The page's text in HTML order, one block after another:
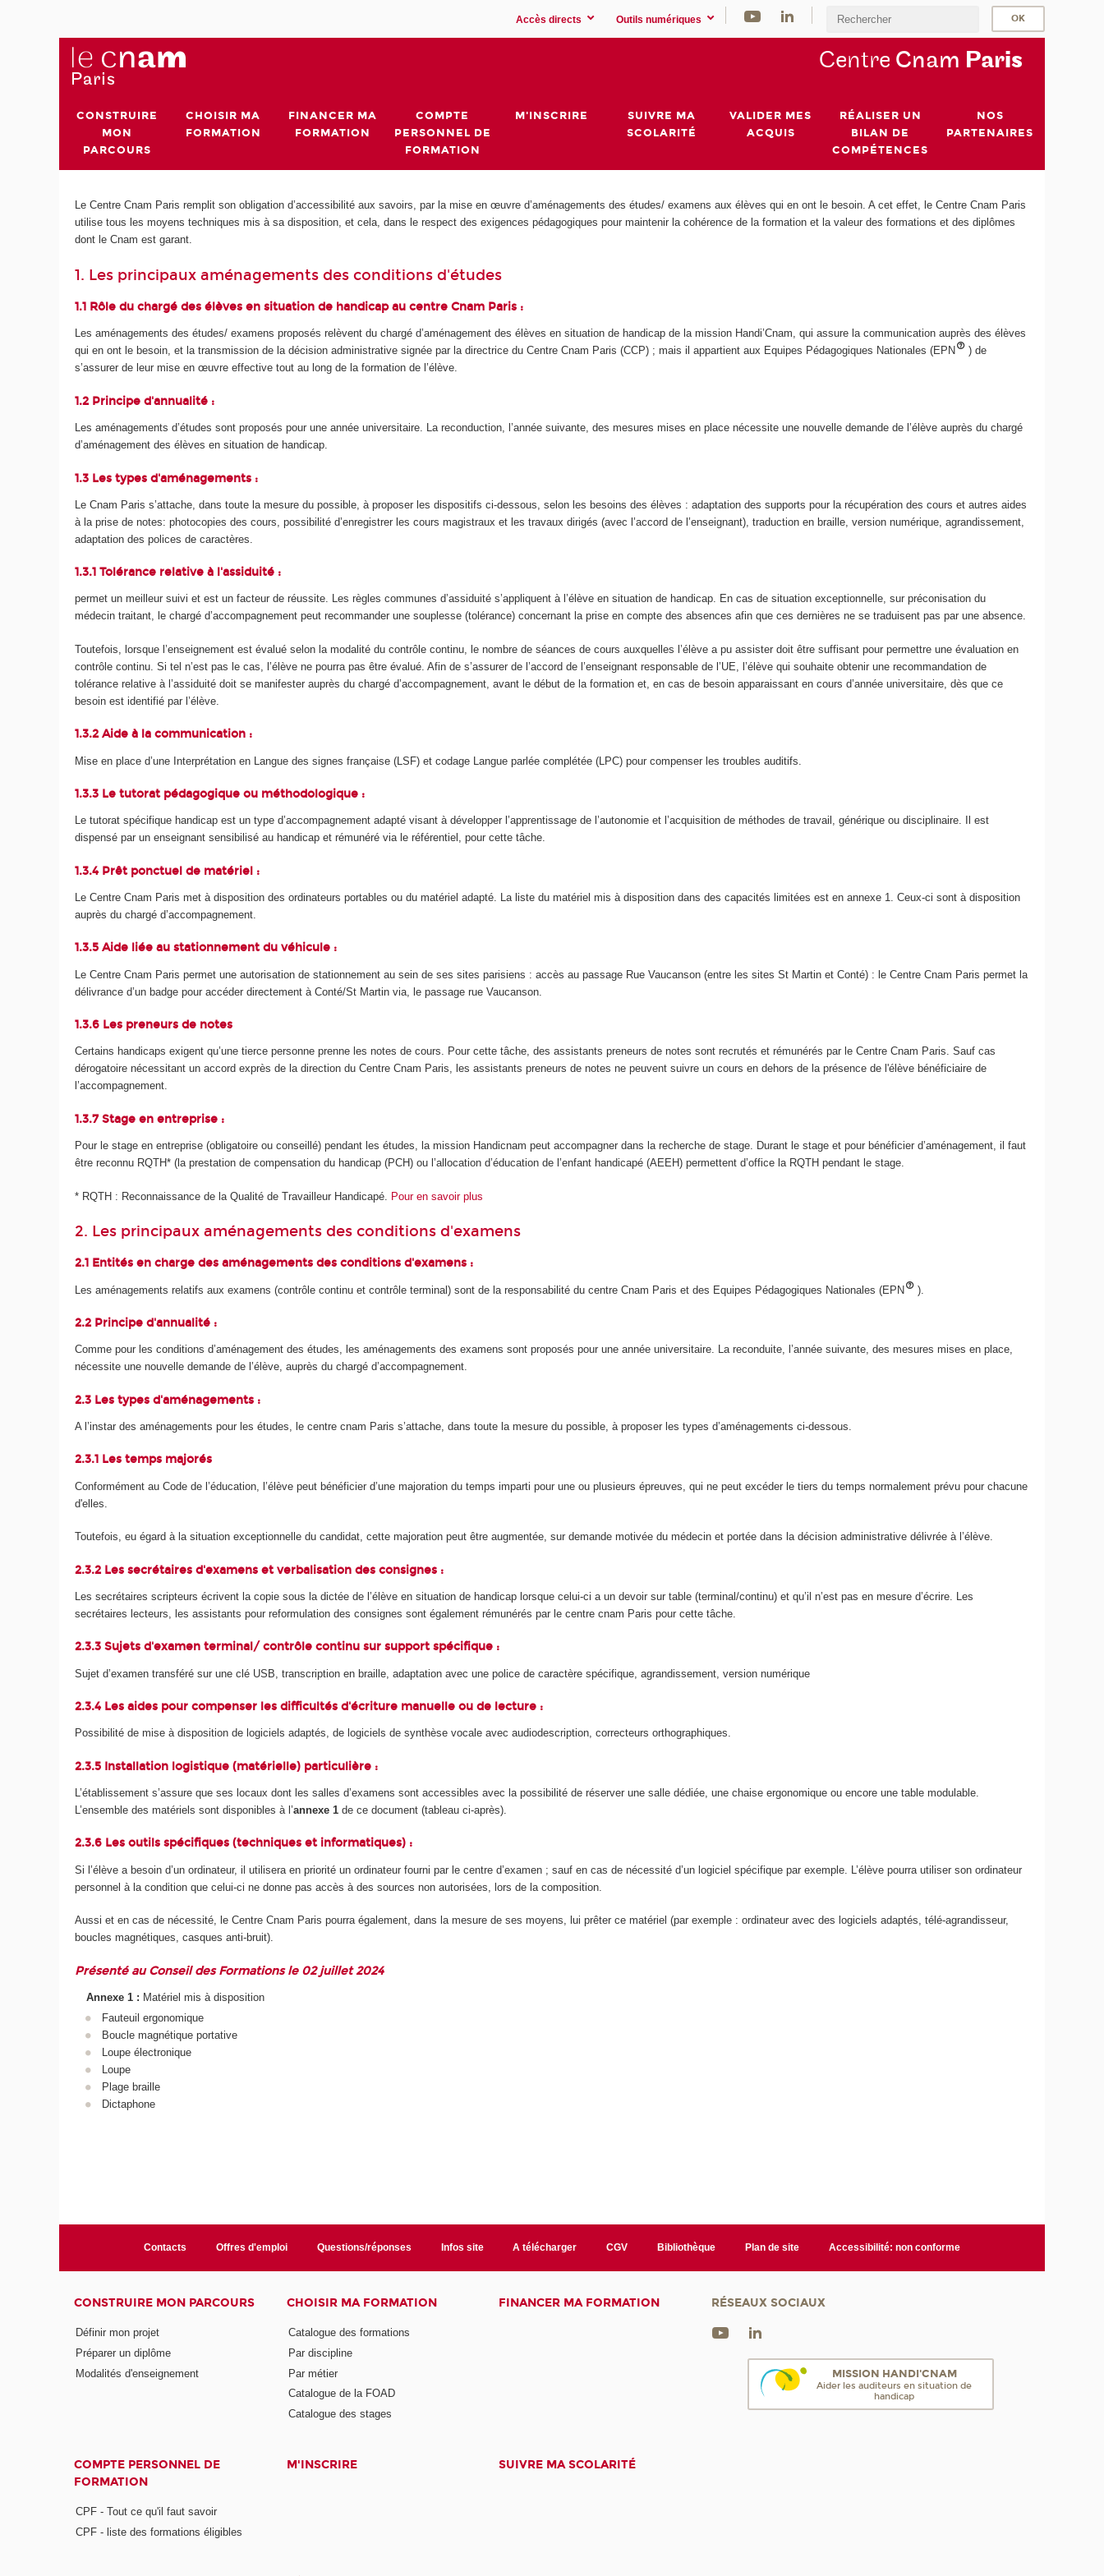
Accès directs Outils numériques
Centre Cnam Paris
CONSTRUIRE
MON
PARCOURS
CHOISIR MA
FORMATION
FINANCER MA
FORMATION
COMPTE
PERSONNEL DE
FORMATION
M'INSCRIRE
SUIVRE MA
SCOLARITÉ
VALIDER MES
ACQUIS
RÉALISER UN
BILAN DE
COMPÉTENCES
NOS
PARTENAIRES
Le Centre Cnam Paris remplit son obligation d’accessibilité aux savoirs, par la mise en œuvre d’aménagements des études/ examens aux élèves qui en ont le besoin. A cet effet, le Centre Cnam Paris
utilise tous les moyens techniques mis à sa disposition, et cela, dans le respect des exigences pédagogiques pour maintenir la cohérence de la formation et la valeur des formations et des diplômes
dont le Cnam est garant.
1. Les principaux aménagements des conditions d'études
1.1 Rôle du chargé des élèves en situation de handicap au centre Cnam Paris :
Les aménagements des études/ examens proposés relèvent du chargé d’aménagement des élèves en situation de handicap de la mission Handi’Cnam, qui assure la communication auprès des élèves
qui en ont le besoin, et la transmission de la décision administrative signée par la directrice du Centre Cnam Paris (CCP) ; mais il appartient aux Equipes Pédagogiques Nationales (EPN
) de
s’assurer de leur mise en œuvre effective tout au long de la formation de l’élève.
1.2 Principe d'annualité :
Les aménagements d’études sont proposés pour une année universitaire. La reconduction, l’année suivante, des mesures mises en place nécessite une nouvelle demande de l’élève auprès du chargé
d’aménagement des élèves en situation de handicap.
1.3 Les types d'aménagements :
Le Cnam Paris s’attache, dans toute la mesure du possible, à proposer les dispositifs ci-dessous, selon les besoins des élèves : adaptation des supports pour la récupération des cours et autres aides
à la prise de notes: photocopies des cours, possibilité d’enregistrer les cours magistraux et les travaux dirigés (avec l’accord de l’enseignant), traduction en braille, version numérique, agrandissement,
adaptation des polices de caractères.
1.3.1 Tolérance relative à l'assiduité :
permet un meilleur suivi et est un facteur de réussite. Les règles communes d’assiduité s’appliquent à l’élève en situation de handicap. En cas de situation exceptionnelle, sur préconisation du
médecin traitant, le chargé d’accompagnement peut recommander une souplesse (tolérance) concernant la prise en compte des absences afin que ces dernières ne se traduisent pas par une absence.
Toutefois, lorsque l’enseignement est évalué selon la modalité du contrôle continu, le nombre de séances de cours auxquelles l’élève a pu assister doit être suffisant pour permettre une évaluation en
contrôle continu. Si tel n’est pas le cas, l’élève ne pourra pas être évalué. Afin de s’assurer de l’accord de l’enseignant responsable de l’UE, l’élève qui souhaite obtenir une recommandation de
tolérance relative à l’assiduité doit se manifester auprès du chargé d’accompagnement, avant le début de la formation et, en cas de besoin apparaissant en cours d’année universitaire, dès que ce
besoin est identifié par l’élève.
1.3.2 Aide à la communication :
Mise en place d’une Interprétation en Langue des signes française (LSF) et codage Langue parlée complétée (LPC) pour compenser les troubles auditifs.
1.3.3 Le tutorat pédagogique ou méthodologique :
Le tutorat spécifique handicap est un type d’accompagnement adapté visant à développer l’apprentissage de l’autonomie et l’acquisition de méthodes de travail, générique ou disciplinaire. Il est
dispensé par un enseignant sensibilisé au handicap et rémunéré via le référentiel, pour cette tâche.
1.3.4 Prêt ponctuel de matériel :
Le Centre Cnam Paris met à disposition des ordinateurs portables ou du matériel adapté. La liste du matériel mis à disposition dans des capacités limitées est en annexe 1. Ceux-ci sont à disposition
auprès du chargé d’accompagnement.
1.3.5 Aide liée au stationnement du véhicule :
Le Centre Cnam Paris permet une autorisation de stationnement au sein de ses sites parisiens : accès au passage Rue Vaucanson (entre les sites St Martin et Conté) : le Centre Cnam Paris permet la
délivrance d’un badge pour accéder directement à Conté/St Martin via, le passage rue Vaucanson.
1.3.6 Les preneurs de notes
Certains handicaps exigent qu’une tierce personne prenne les notes de cours. Pour cette tâche, des assistants preneurs de notes sont recrutés et rémunérés par le Centre Cnam Paris. Sauf cas
dérogatoire nécessitant un accord exprès de la direction du Centre Cnam Paris, les assistants preneurs de notes ne peuvent suivre un cours en dehors de la présence de l'élève bénéficiaire de
l’accompagnement.
1.3.7 Stage en entreprise :
Pour le stage en entreprise (obligatoire ou conseillé) pendant les études, la mission Handicnam peut accompagner dans la recherche de stage. Durant le stage et pour bénéficier d’aménagement, il faut
être reconnu RQTH* (la prestation de compensation du handicap (PCH) ou l’allocation d’éducation de l’enfant handicapé (AEEH) permettent d’office la RQTH pendant le stage.
* RQTH : Reconnaissance de la Qualité de Travailleur Handicapé. Pour en savoir plus
2. Les principaux aménagements des conditions d'examens
2.1 Entités en charge des aménagements des conditions d'examens :
Les aménagements relatifs aux examens (contrôle continu et contrôle terminal) sont de la responsabilité du centre Cnam Paris et des Equipes Pédagogiques Nationales (EPN ).
2.2 Principe d'annualité :
Comme pour les conditions d’aménagement des études, les aménagements des examens sont proposés pour une année universitaire. La reconduite, l’année suivante, des mesures mises en place,
nécessite une nouvelle demande de l’élève, auprès du chargé d’accompagnement.
2.3 Les types d'aménagements :
A l’instar des aménagements pour les études, le centre cnam Paris s’attache, dans toute la mesure du possible, à proposer les types d’aménagements ci-dessous.
2.3.1 Les temps majorés
Conformément au Code de l’éducation, l’élève peut bénéficier d’une majoration du temps imparti pour une ou plusieurs épreuves, qui ne peut excéder le tiers du temps normalement prévu pour chacune
d'elles.
Toutefois, eu égard à la situation exceptionnelle du candidat, cette majoration peut être augmentée, sur demande motivée du médecin et portée dans la décision administrative délivrée à l’élève.
2.3.2 Les secrétaires d'examens et verbalisation des consignes :
Les secrétaires scripteurs écrivent la copie sous la dictée de l’élève en situation de handicap lorsque celui-ci a un devoir sur table (terminal/continu) et qu’il n’est pas en mesure d’écrire. Les
secrétaires lecteurs, les assistants pour reformulation des consignes sont également rémunérés par le centre cnam Paris pour cette tâche.
2.3.3 Sujets d'examen terminal/ contrôle continu sur support spécifique :
Sujet d’examen transféré sur une clé USB, transcription en braille, adaptation avec une police de caractère spécifique, agrandissement, version numérique
2.3.4 Les aides pour compenser les difficultés d'écriture manuelle ou de lecture :
Possibilité de mise à disposition de logiciels adaptés, de logiciels de synthèse vocale avec audiodescription, correcteurs orthographiques.
2.3.5 Installation logistique (matérielle) particulière :
L’établissement s’assure que ses locaux dont les salles d’examens sont accessibles avec la possibilité de réserver une salle dédiée, une chaise ergonomique ou encore une table modulable.
L’ensemble des matériels sont disponibles à l’annexe 1 de ce document (tableau ci-après).
2.3.6 Les outils spécifiques (techniques et informatiques) :
Si l’élève a besoin d’un ordinateur, il utilisera en priorité un ordinateur fourni par le centre d’examen ; sauf en cas de nécessité d’un logiciel spécifique par exemple. L’élève pourra utiliser son ordinateur
personnel à la condition que celui-ci ne donne pas accès à des sources non autorisées, lors de la composition.
Aussi et en cas de nécessité, le Centre Cnam Paris pourra également, dans la mesure de ses moyens, lui prêter ce matériel (par exemple : ordinateur avec des logiciels adaptés, télé-agrandisseur,
boucles magnétiques, casques anti-bruit).
Présenté au Conseil des Formations le 02 juillet 2024
Annexe 1 : Matériel mis à disposition
Fauteuil ergonomique
Boucle magnétique portative
Loupe électronique
Loupe
Plage braille
Dictaphone
Contacts Offres d'emploi Questions/réponses Infos site A télécharger CGV Bibliothèque Plan de site Accessibilité: non conforme
CONSTRUIRE MON PARCOURS
Définir mon projet
Préparer un diplôme
Modalités d'enseignement
CHOISIR MA FORMATION
Catalogue des formations
Par discipline
Par métier
Catalogue de la FOAD
Catalogue des stages
FINANCER MA FORMATION
COMPTE PERSONNEL DE
FORMATION
CPF - Tout ce qu'il faut savoir
CPF - liste des formations éligibles
M'INSCRIRE SUIVRE MA SCOLARITÉ
RÉSEAUX SOCIAUX
MISSION HANDI'CNAM
Aider les auditeurs en situation de
handicap